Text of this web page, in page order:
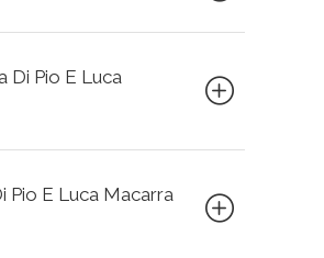
Di Pio E Luca
Pio E Luca Macarra